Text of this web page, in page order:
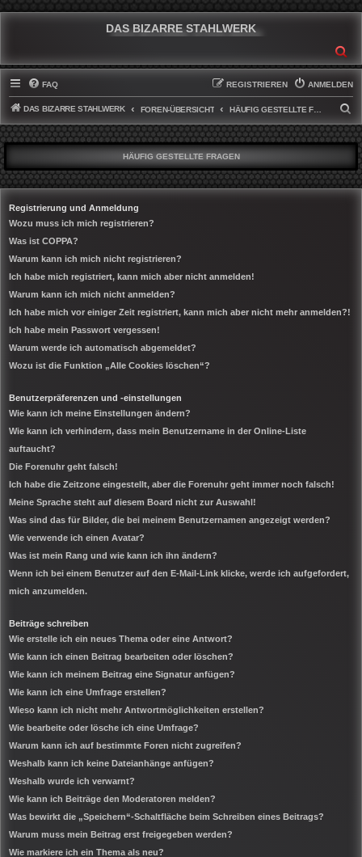
DAS BIZARRE STAHLWERK
FAQ ANMELDEN
REGISTRIEREN
DAS BIZARRE STAHLWERK FOREN-ÜBERSICHT HÄUFIG GESTELLTE FRAGEN
U
C
H
E
HÄUFIG GESTELLTE FRAGEN
Registrierung und Anmeldung
Wozu muss ich mich registrieren?
Was ist COPPA?
Warum kann ich mich nicht registrieren?
Ich habe mich registriert, kann mich aber nicht anmelden!
Warum kann ich mich nicht anmelden?
Ich habe mich vor einiger Zeit registriert, kann mich aber nicht mehr anmelden?!
Ich habe mein Passwort vergessen!
Warum werde ich automatisch abgemeldet?
Wozu ist die Funktion „Alle Cookies löschen“?
Benutzerpräferenzen und -einstellungen
Wie kann ich meine Einstellungen ändern?
Wie kann ich verhindern, dass mein Benutzername in der Online-Liste
auftaucht?
Die Forenuhr geht falsch!
Ich habe die Zeitzone eingestellt, aber die Forenuhr geht immer noch falsch!
Meine Sprache steht auf diesem Board nicht zur Auswahl!
Was sind das für Bilder, die bei meinem Benutzernamen angezeigt werden?
Wie verwende ich einen Avatar?
Was ist mein Rang und wie kann ich ihn ändern?
Wenn ich bei einem Benutzer auf den E-Mail-Link klicke, werde ich aufgefordert,
mich anzumelden.
Beiträge schreiben
Wie erstelle ich ein neues Thema oder eine Antwort?
Wie kann ich einen Beitrag bearbeiten oder löschen?
Wie kann ich meinem Beitrag eine Signatur anfügen?
Wie kann ich eine Umfrage erstellen?
Wieso kann ich nicht mehr Antwortmöglichkeiten erstellen?
Wie bearbeite oder lösche ich eine Umfrage?
Warum kann ich auf bestimmte Foren nicht zugreifen?
Weshalb kann ich keine Dateianhänge anfügen?
Weshalb wurde ich verwarnt?
Wie kann ich Beiträge den Moderatoren melden?
Was bewirkt die „Speichern“-Schaltfläche beim Schreiben eines Beitrags?
Warum muss mein Beitrag erst freigegeben werden?
Wie markiere ich ein Thema als neu?